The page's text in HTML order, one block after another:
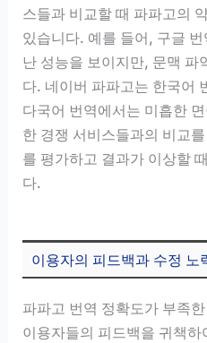
스들과 비교할 때 파파고의
있습니다. 예를 들어, 구글
난 성능을 보이지만, 문맥 파
다. 네이버 파파고는 한국어
다국어 번역에서는 미흡한
한 경쟁 서비스들과의 비교
를 평가하고 결과가 이상할
다.
이용자의 피드백과 수정 노
파파고 번역 정확도가 부족
이용자들의 피드백을 귀책